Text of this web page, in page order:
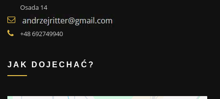
Osada 14
+48 692749940
JAK DOJECHAĆ?